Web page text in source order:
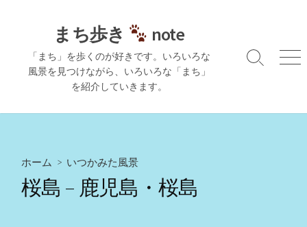
ス
まち歩き note
「まち」を歩くのが好きです。いろいろな
風景を見つけながら、いろいろな「まち」
を紹介していきます。
検
替
メ
ホーム > いつかみた風景
桜島 – 鹿児島・桜島